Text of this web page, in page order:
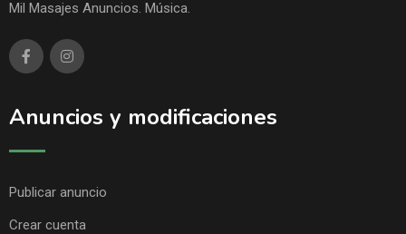
Mil Masajes Anuncios. Música.
Anuncios y modificaciones
Publicar anuncio
Crear cuenta